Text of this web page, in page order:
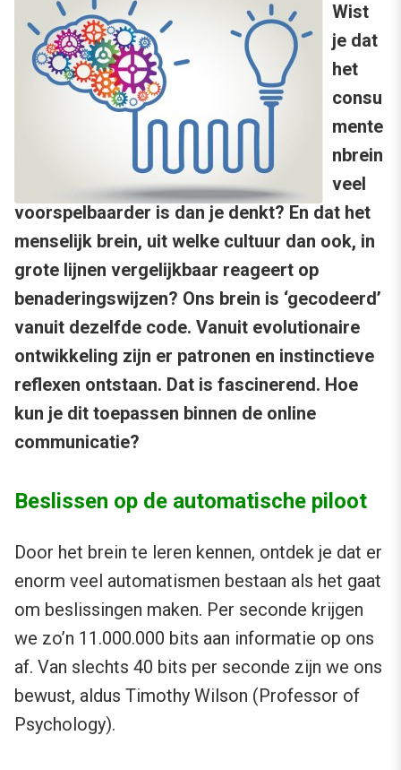
Wist
je dat
het
consu
mente
nbrein
veel
voorspelbaarder is dan je denkt? En dat het
menselijk brein, uit welke cultuur dan ook, in
grote lijnen vergelijkbaar reageert op
benaderingswijzen? Ons brein is ‘gecodeerd’
vanuit dezelfde code. Vanuit evolutionaire
ontwikkeling zijn er patronen en instinctieve
reflexen ontstaan. Dat is fascinerend. Hoe
kun je dit toepassen binnen de online
communicatie?
Beslissen op de automatische piloot
Door het brein te leren kennen, ontdek je dat er
enorm veel automatismen bestaan als het gaat
om beslissingen maken. Per seconde krijgen
we zo’n 11.000.000 bits aan informatie op ons
af. Van slechts 40 bits per seconde zijn we ons
bewust, aldus Timothy Wilson (Professor of
Psychology).